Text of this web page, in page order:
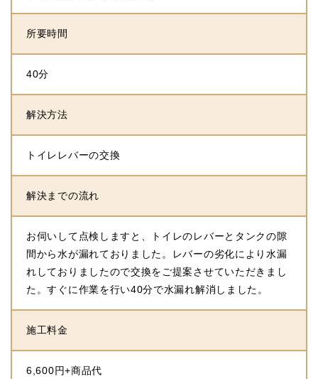
所要時間
40分
解決方法
トイレレバーの交換
解決までの流れ
お伺いして点検しますと、トイレのレバーとタンクの隙
間から水が漏れておりました。レバーの劣化により水漏
れしておりましたので交換をご提案させていただきまし
た。すぐに作業を行い40分で水漏れ解消しました。
施工料金
6,600円+商品代